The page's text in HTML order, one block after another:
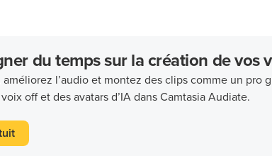
du temps sur la création de vos
améliorez l’audio et montez des clips comme un pro
off et des avatars d’IA dans Camtasia Audiate.